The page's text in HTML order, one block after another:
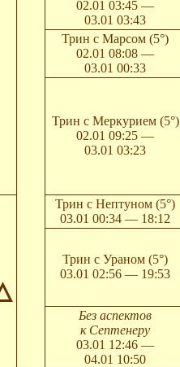
02.01 03:45 —
03.01 03:43
Трин с Марсом (5°)
02.01 08:08 —
03.01 00:33
Трин с Меркурием (5°)
02.01 09:25 —
03.01 03:23
Трин с Нептуном (5°)
03.01 00:34 — 18:12
Трин с Ураном (5°)
03.01 02:56 — 19:53
Без аспектов
к Септенеру
03.01 12:46 —
04.01 10:50